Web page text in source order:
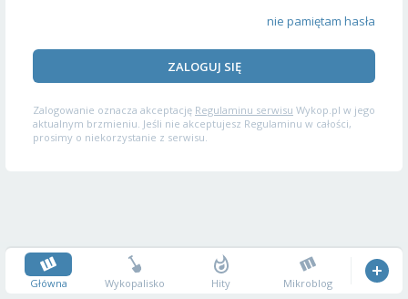
nie pamiętam hasła
ZALOGUJ SIĘ
Zalogowanie oznacza akceptację Regulaminu serwisu Wykop.pl w jego
aktualnym brzmieniu. Jeśli nie akceptujesz Regulaminu w całości,
prosimy o niekorzystanie z serwisu.
Główna Wykopalisko Hity Mikroblog